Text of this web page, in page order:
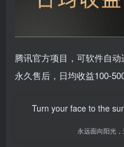
腾讯官方项目，可软件自
永久售后，日均收益100-
Turn your face to the
永远面向阳光